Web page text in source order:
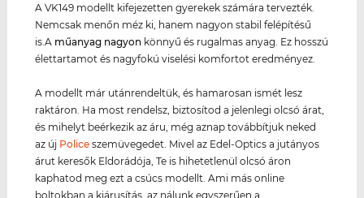
A VK149 modellt kifejezetten gyerekek számára tervezték.
Nemcsak menőn méz ki, hanem nagyon stabil felépítésű
is.A műanyag nagyon könnyű és rugalmas anyag. Ez hosszú
élettartamot és nagyfokú viselési komfortot eredményez.
A modellt már utánrendeltük, és hamarosan ismét lesz
raktáron. Ha most rendelsz, biztosítod a jelenlegi olcsó árat,
és mihelyt beérkezik az áru, még aznap továbbítjuk neked
az új Police szemüvegedet. Mivel az Edel-Optics a jutányos
árut keresők Eldorádója, Te is hihetetlenül olcsó áron
kaphatod meg ezt a csúcs modellt. Ami más online
boltokban a kiárusítás, az nálunk egyszerűen a